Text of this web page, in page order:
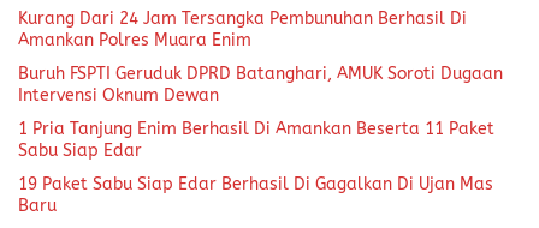
Kurang Dari 24 Jam Tersangka Pembunuhan Berhasil Di
Amankan Polres Muara Enim
Buruh FSPTI Geruduk DPRD Batanghari, AMUK Soroti Dugaan
Intervensi Oknum Dewan
1 Pria Tanjung Enim Berhasil Di Amankan Beserta 11 Paket
Sabu Siap Edar
19 Paket Sabu Siap Edar Berhasil Di Gagalkan Di Ujan Mas
Baru